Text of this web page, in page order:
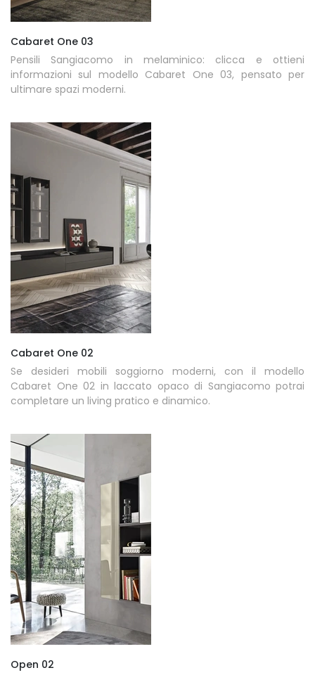
Cabaret One 03
Pensili Sangiacomo in melaminico: clicca e ottieni
informazioni sul modello Cabaret One 03, pensato per
ultimare spazi moderni.
Cabaret One 02
Se desideri mobili soggiorno moderni, con il modello
Cabaret One 02 in laccato opaco di Sangiacomo potrai
completare un living pratico e dinamico.
Open 02